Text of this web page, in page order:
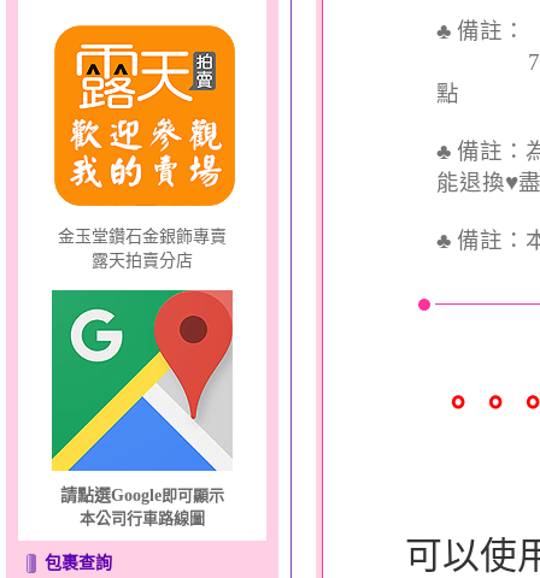
金玉堂鑽石金銀飾專賣
露天拍賣分店
請點選Google即可顯示
本公司行車路線圖
包裹查詢
♣ 備註：
7個工
點
♣ 備註：
能退換♥
♣ 備註：
。。
可以使